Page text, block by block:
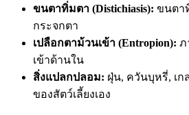
ขนตาทิ่มตา (Distichiasis): ขนตา
กระจกตา
เปลือกตาม้วนเข้า (Entropion): ภ
เข้าด้านใน
สิ่งแปลกปลอม: ฝุ่น, ควันบุหรี่, เ
ของสัตว์เลี้ยงเอง